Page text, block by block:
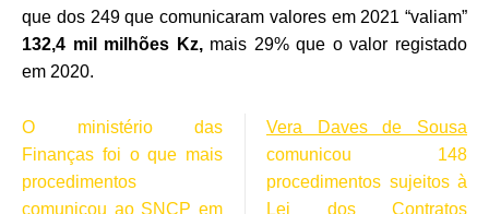
que dos 249 que comunicaram valores em 2021 “valiam”
132,4 mil milhões Kz,mais 29% que o valor registado
em 2020.
O ministério das
Finanças foi o que mais
procedimentos
comunicou ao SNCP em
Vera Daves de Sousa
comunicou 148
procedimentos sujeitos à
Lei dos Contratos